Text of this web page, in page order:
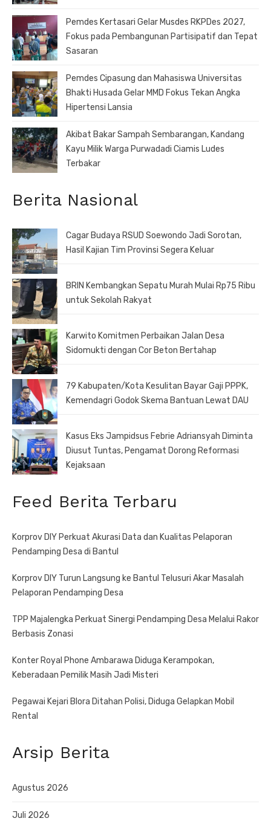
Pemdes Kertasari Gelar Musdes RKPDes 2027,
Fokus pada Pembangunan Partisipatif dan Tepat
Sasaran
Pemdes Cipasung dan Mahasiswa Universitas
Bhakti Husada Gelar MMD Fokus Tekan Angka
Hipertensi Lansia
Akibat Bakar Sampah Sembarangan, Kandang
Kayu Milik Warga Purwadadi Ciamis Ludes
Terbakar
Berita Nasional
Cagar Budaya RSUD Soewondo Jadi Sorotan,
Hasil Kajian Tim Provinsi Segera Keluar
BRIN Kembangkan Sepatu Murah Mulai Rp75 Ribu
untuk Sekolah Rakyat
Karwito Komitmen Perbaikan Jalan Desa
Sidomukti dengan Cor Beton Bertahap
79 Kabupaten/Kota Kesulitan Bayar Gaji PPPK,
Kemendagri Godok Skema Bantuan Lewat DAU
Kasus Eks Jampidsus Febrie Adriansyah Diminta
Diusut Tuntas, Pengamat Dorong Reformasi
Kejaksaan
Feed Berita Terbaru
Korprov DIY Perkuat Akurasi Data dan Kualitas Pelaporan
Pendamping Desa di Bantul
Korprov DIY Turun Langsung ke Bantul Telusuri Akar Masalah
Pelaporan Pendamping Desa
TPP Majalengka Perkuat Sinergi Pendamping Desa Melalui Rakor
Berbasis Zonasi
Konter Royal Phone Ambarawa Diduga Kerampokan,
Keberadaan Pemilik Masih Jadi Misteri
Pegawai Kejari Blora Ditahan Polisi, Diduga Gelapkan Mobil
Rental
Arsip Berita
Agustus 2026
Juli 2026